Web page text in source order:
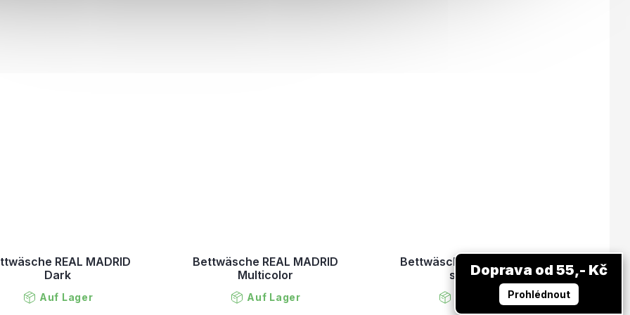
REAL MADRID
Dark
Auf Lager
Bettwäsche REAL MADRID
Multicolor
Auf Lager
Bettwäsche REAL MADRID
schwarz
Doprava od 55,- Kč
Prohlédnout